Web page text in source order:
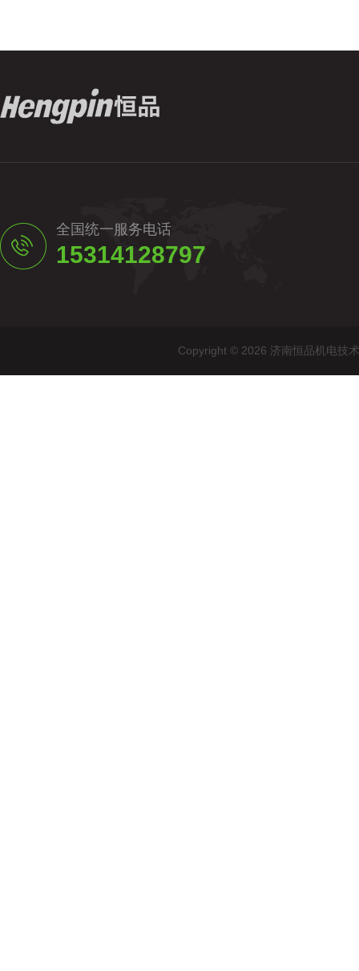
全国统一服务电话
15314128797
Copyright © 2026 济南恒品机电技